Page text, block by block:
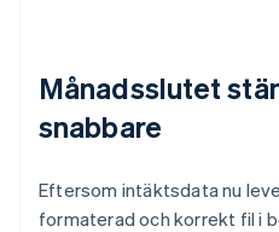
Månadsslutet
snabbare
Eftersom intäktsdata nu
formaterad och korrekt fil i